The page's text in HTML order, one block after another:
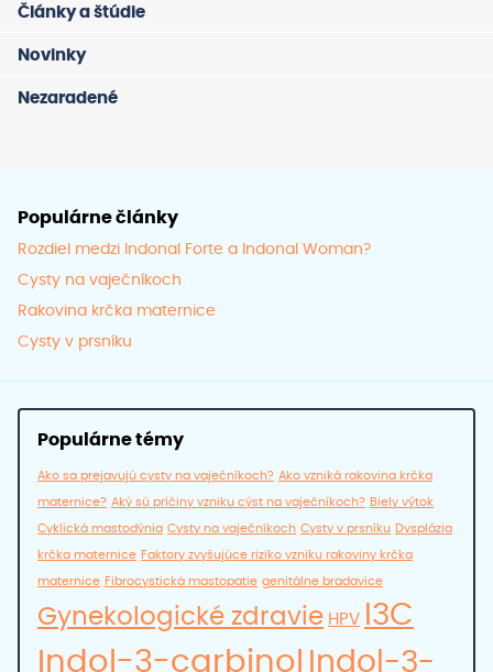
Články a štúdie
Novinky
Nezaradené
Populárne články
Rozdiel medzi Indonal Forte a Indonal Woman?
Cysty na vaječníkoch
Rakovina krčka maternice
Cysty v prsníku
Populárne témy
Ako sa prejavujú cysty na vaječníkoch? Ako vzniká rakovina krčka
maternice? Aký sú príčiny vzniku cýst na vaječníkoch? Biely výtok
Cyklická mastodýnia Cysty na vaječníkoch Cysty v prsníku Dysplázia
krčka maternice Faktory zvyšujúce riziko vzniku rakoviny krčka
maternice Fibrocystická mastopatie genitálne bradavice
Gynekologické zdravie HPV I3C
Indol-3-carbinol
Indol-3-